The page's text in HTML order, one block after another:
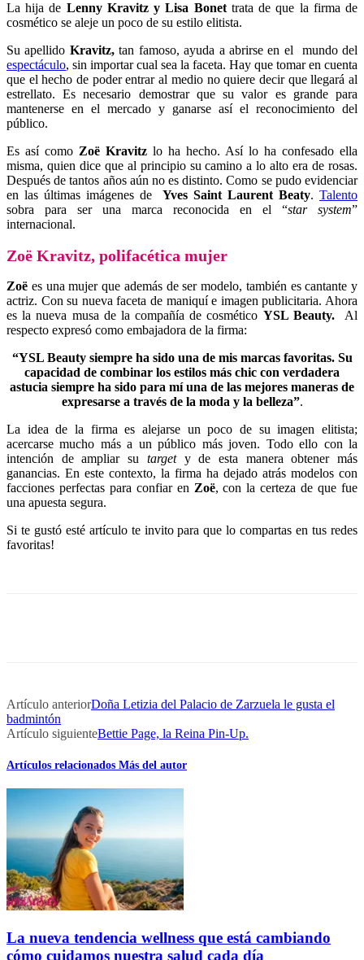
La hija de Lenny Kravitz y Lisa Bonet trata de que la firma de
cosmético se aleje un poco de su estilo elitista.
Su apellido Kravitz,tan famoso, ayuda a abrirse en el mundo del
espectáculo, sin importar cual sea la faceta. Hay que tomar en cuenta
que el hecho de poder entrar al medio no quiere decir que llegará al
estrellato. Es necesario demostrar que su valor es grande para
mantenerse en el mercado y ganarse así el reconocimiento del
público.
Es así como Zoë Kravitz lo ha hecho. Así lo ha confesado ella
misma, quien dice que al principio su camino a lo alto era de rosas.
Después de tantos años aún no es distinto. Como se pudo evidenciar
en las últimas imágenes deYves Saint Laurent Beaty.Talento
sobra para ser una marca reconocida en el “star system”
internacional.
Zoë Kravitz, polifacética mujer
Zoë es una mujer que además de ser modelo, también es cantante y
actriz. Con su nueva faceta de maniquí e imagen publicitaria. Ahora
es la nueva musa de la compañía de cosmético YSL Beauty.Al
respecto expresó como embajadora de la firma:
“YSL Beauty siempre ha sido una de mis marcas favoritas. Su
capacidad de combinar los estilos más chic con verdadera
astucia siempre ha sido para mí una de las mejores maneras de
expresarse a través de la moda y la belleza”.
La idea de la firma es alejarse un poco de su imagen elitista;
acercarse mucho más a un público más joven. Todo ello con la
intención de ampliar su targety de esta manera obtener más
ganancias. En este contexto, la firma ha dejado atrás modelos con
facciones perfectas para confiar en Zoë, con la certeza de que fue
una apuesta segura.
Si te gustó esté artículo te invito para que lo compartas en tus redes
favoritas!
Artículo anteriorDoña Letizia del Palacio de Zarzuela le gusta el
badmintón
Artículo siguienteBettie Page, la Reina Pin-Up.
Artículos relacionados Más del autor
La nueva tendencia wellness que está cambiando
cómo cuidamos nuestra salud cada día